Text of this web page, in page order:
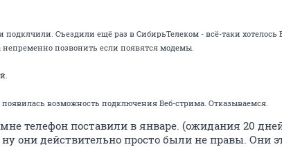
Съездили ещё раз в СибирьТелеком - всё-таки хотелось
позвонить если появятся модемы.
возможность подключения Веб-стрима. Отказываемся.
телефон поставили в январе. (ожидания 20
они действительно просто были не правы. Они